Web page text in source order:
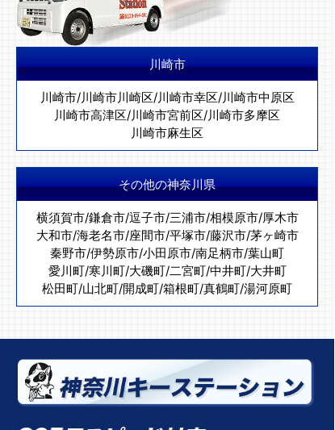
川崎市
川崎市/川崎市川崎区/川崎市幸区/川崎市中原区
川崎市高津区/川崎市宮前区/川崎市多摩区
川崎市麻生区
その他の神奈川県
横須賀市/鎌倉市/逗子市/三浦市/相模原市/厚木市
大和市/海老名市/座間市/平塚市/藤沢市/茅ヶ崎市
秦野市/伊勢原市/小田原市/南足柄市/葉山町
愛川町/寒川町/大磯町/二宮町/中井町/大井町
松田町/山北町/開成町/箱根町/真鶴町/湯河原町